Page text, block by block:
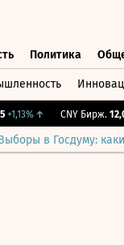
Политика
+1,13%↑ CNY Бирж.
в Госдуму: